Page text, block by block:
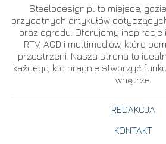
Steelodesign.pl to miejsce,
przydatnych artykułów
oraz ogrodu. Oferujemy
RTV, AGD i multimediów, które
przestrzeni. Nasza strona to
każdego, kto pragnie stworzyć
wnętrze.
REDAKCJA
KONTAKT